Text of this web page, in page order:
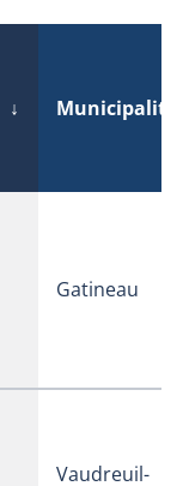
↓ Municipalité
Gatineau
Vaudreuil-